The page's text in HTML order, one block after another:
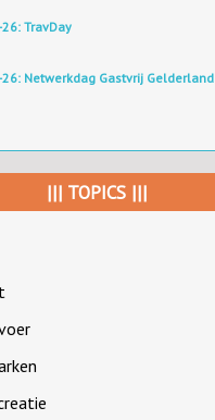
TravDay
Netwerkdag Gastvrij Gelderland
||| TOPICS |||